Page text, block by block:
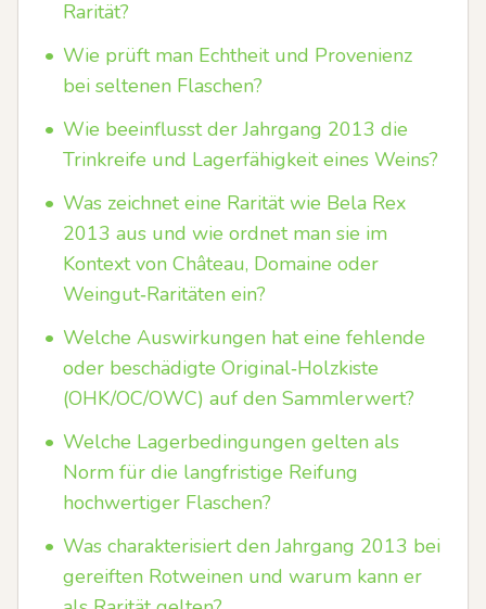
Rarität?
• Wie prüft man Echtheit und Provenienz
bei seltenen Flaschen?
• Wie beeinflusst der Jahrgang 2013 die
Trinkreife und Lagerfähigkeit eines Weins?
• Was zeichnet eine Rarität wie Bela Rex
2013 aus und wie ordnet man sie im
Kontext von Château, Domaine oder
Weingut‑Raritäten ein?
• Welche Auswirkungen hat eine fehlende
oder beschädigte Original‑Holzkiste
(OHK/OC/OWC) auf den Sammlerwert?
• Welche Lagerbedingungen gelten als
Norm für die langfristige Reifung
hochwertiger Flaschen?
• Was charakterisiert den Jahrgang 2013 bei
gereiften Rotweinen und warum kann er